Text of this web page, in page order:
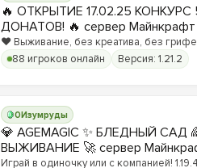
🔥 ОТКРЫТИЕ 17.02.25 КОНКУРС
ДОНАТОВ! 🔥 сервер Майнкрафт
❤️ Выживание, без креатива, без
вы любите! ❤️
88 игроков онлайн Версия: 1.21.2
0Изумруды
💎 AGEMAGIC ✨ БЛЕДНЫЙ САД
ВЫЖИВАНИЕ 🚀 сервер
Играй в одиночку или с компанией! 1.19.4